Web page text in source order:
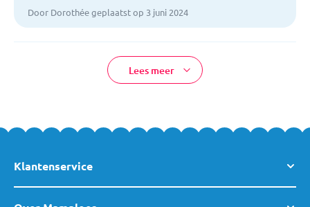
Door Dorothée geplaatst op 3 juni 2024
Lees meer
Klantenservice